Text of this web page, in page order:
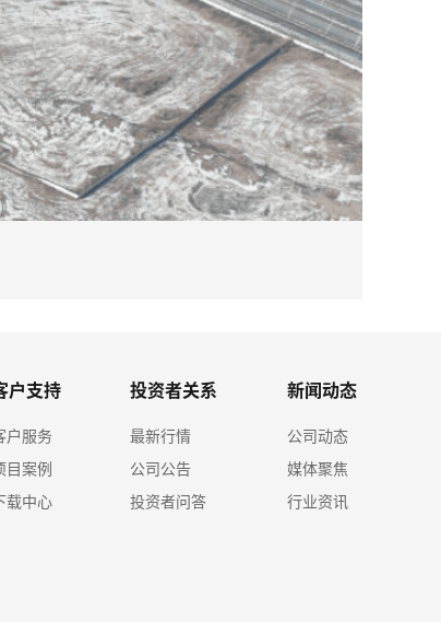
户支持
户服务
目案例
载中心
投资者关系
最新行情
公司公告
投资者问答
新闻动态
公司动态
媒体聚焦
行业资讯